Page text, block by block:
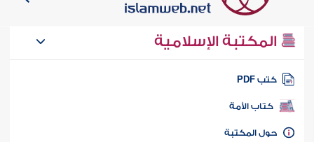
المكتبة الإسلامية
كتب PDF
كتاب الأمة